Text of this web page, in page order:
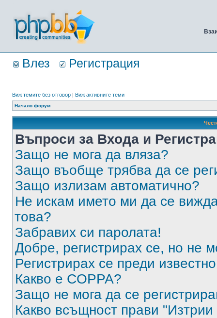
Влез Регистрация
Виж темите без отговор | Виж активните теми
Начало форум
Въпроси за Входа и
Защо не мога да вляза?
Защо въобще трябва да се
Защо излизам автоматично?
Не искам името ми да се
това?
Забравих си паролата!
Добре, регистрирах се, но не
Регистрирах се преди
Какво е COPPA?
Защо не мога да се
Какво всъщност прави "Изтрии